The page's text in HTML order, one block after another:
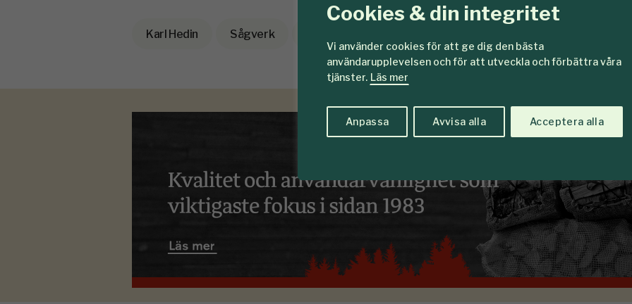
Cookies & din integritet
Vi använder cookies för att ge dig den bästa
användarupplevelsen och för att utveckla och förbättra våra
tjänster. Läs mer
Anpassa Avvisa alla Acceptera alla
Karl Hedin Sågverk